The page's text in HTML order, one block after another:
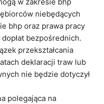
niebędących
bhp oraz prawa pracy
bezpośrednich.
przekształcania
deklaracji traw lub
nie będzie dotyczył
polegająca na